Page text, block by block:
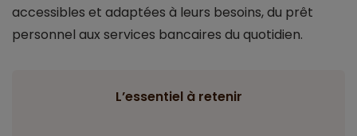
accessibles et adaptées à leurs besoins, du prêt
personnel aux services bancaires du quotidien.
L’essentiel à retenir